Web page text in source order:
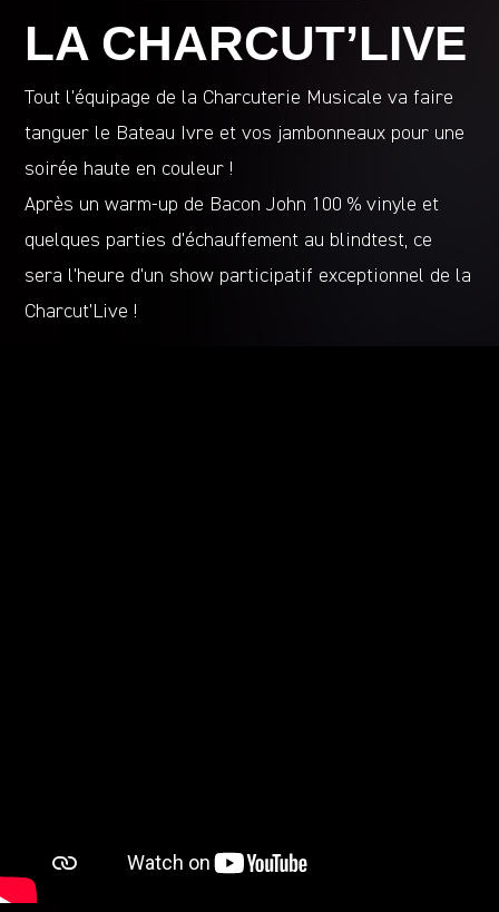
LA CHARCUT’LIVE
Tout l’équipage de la Charcuterie Musicale va faire
tanguer le Bateau Ivre et vos jambonneaux pour une
soirée haute en couleur !
Après un warm-up de Bacon John 100 % vinyle et
quelques parties d’échauffement au blindtest, ce
sera l’heure d’un show participatif exceptionnel de la
Charcut’Live !